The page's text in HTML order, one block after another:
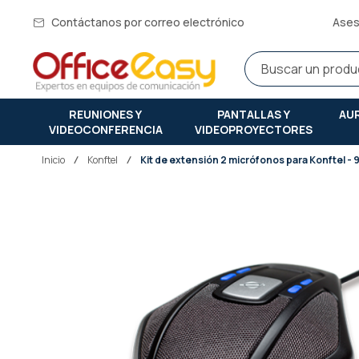
Contáctanos por correo electrónico
REUNIONES Y
VIDEOCONFERENCIA
PANTALLAS Y
VIDEOPROYECTORES
Inicio konftel Kit de extensión 2 micrófonos para Konftel -